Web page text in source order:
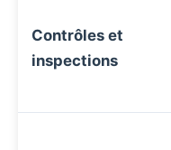
Contrôles et
inspections